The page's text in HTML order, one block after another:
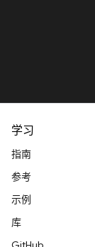
学习
指南
参考
示例
库